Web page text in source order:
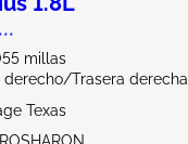
millas
derecho/Trasera derecha
Texas